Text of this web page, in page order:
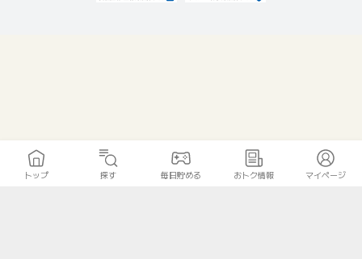
トップ 探す 毎日貯める おトク情報 マイページ